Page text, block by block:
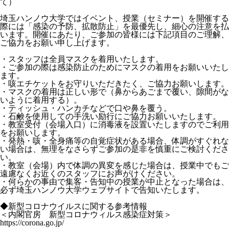
て）
埼玉ハンノウ大学ではイベント、授業（セミナー）を開催する
際には「感染の予防、拡散防止」を最優先し、細心の注意を払
います。開催にあたり、ご参加の皆様には下記項目のご理解、
ご協力をお願い申し上げます。
・スタッフは全員マスクを着用いたします。
・ご参加の際は感染防止のためにマスクの着用をお願いいたし
ます。
・咳エチケットをお守りいただきたく、ご協力お願いします。
・マスクの着用は正しい形で（鼻からあごまで覆い、隙間がな
いように着用する）。
・ティッシュ・ハンカチなどで口や鼻を覆う。
・石鹸を使用しての手洗い励行にご協力お願いいたします。
・教室受付（会場入口）に消毒液を設置いたしますのでご利用
をお願いします。
・発熱・咳・全身痛等の自覚症状がある場合、体調がすぐれな
い場合は、無理をなさらずご参加の是非を慎重にご検討くださ
い。
・教室（会場）内で体調の異変を感じた場合は、授業中でもご
遠慮なくお近くのスタッフにお声がけください。
・何らかの事由で集客・告知中の授業が中止となった場合は、
必ず埼玉ハンノウ大学ウェブサイトで告知いたします。
◆新型コロナウイルスに関する参考情報
＜内閣官房 新型コロナウィルス感染症対策＞
https://corona.go.jp/